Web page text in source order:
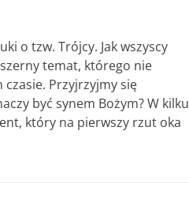
o tzw. Trójcy. Jak wszyscy
temat, którego nie
Przyjrzyjmy się
być synem Bożym? W kilku
który na pierwszy rzut oka